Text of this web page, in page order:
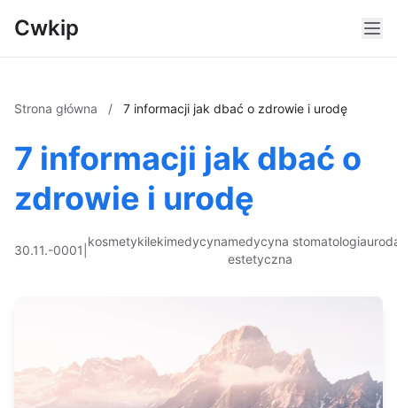
Cwkip
Strona główna / 7 informacji jak dbać o zdrowie i urodę
7 informacji jak dbać o
zdrowie i urodę
30.11.-0001
kosmetykilekimedycynamedycyna
estetyczna
stomatologia